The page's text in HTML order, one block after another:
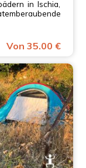
in Ischia,
Von 35.00 €